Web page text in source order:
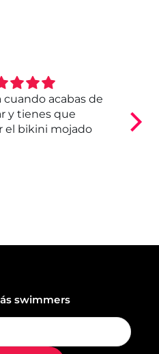
cuando acabas de
y tienes que
el bikini mojado
swimmers